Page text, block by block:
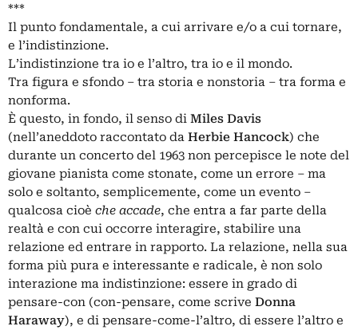
***
Il punto fondamentale, a cui arrivare e/o a cui tornare,
e l’indistinzione.
L’indistinzione tra io e l’altro, tra io e il mondo.
Tra figura e sfondo – tra storia e nonstoria – tra forma e
nonforma.
È questo, in fondo, il senso di Miles Davis
(nell’aneddoto raccontato da Herbie Hancock) che
durante un concerto del 1963 non percepisce le note del
giovane pianista come stonate, come un errore – ma
solo e soltanto, semplicemente, come un evento –
qualcosa cioè che accade, che entra a far parte della
realtà e con cui occorre interagire, stabilire una
relazione ed entrare in rapporto. La relazione, nella sua
forma più pura e interessante e radicale, è non solo
interazione ma indistinzione: essere in grado di
pensare-con (con-pensare, come scrive Donna
Haraway), e di pensare-come-l’altro, di essere l’altro e